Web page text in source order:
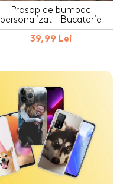
Prosop de bumbac
personalizat - Bucatarie
39,99 Lei